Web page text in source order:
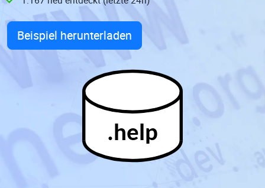
Beispiel herunterladen
.help